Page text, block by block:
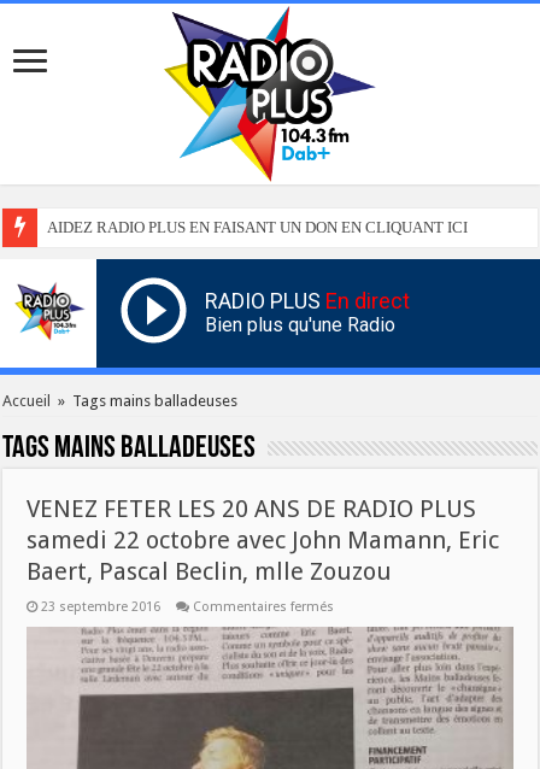
AIDEZ RADIO PLUS EN FAISANT UN DON EN CLIQUANT ICI
RADIO PLUS En direct
Bien plus qu'une Radio
Accueil » Tags mains balladeuses
Tags mains balladeuses
VENEZ FETER LES 20 ANS DE RADIO PLUS
samedi 22 octobre avec John Mamann, Eric
Baert, Pascal Beclin, mlle Zouzou
23 septembre 2016 Commentaires fermés
FETER
LES
20
ANS
RADIO
samedi